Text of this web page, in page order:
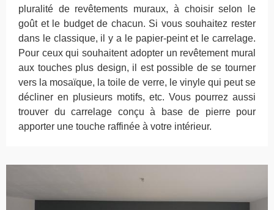
pluralité de revêtements muraux, à choisir selon le
goût et le budget de chacun. Si vous souhaitez rester
dans le classique, il y a le papier-peint et le carrelage.
Pour ceux qui souhaitent adopter un revêtement mural
aux touches plus design, il est possible de se tourner
vers la mosaïque, la toile de verre, le vinyle qui peut se
décliner en plusieurs motifs, etc. Vous pourrez aussi
trouver du carrelage conçu à base de pierre pour
apporter une touche raffinée à votre intérieur.